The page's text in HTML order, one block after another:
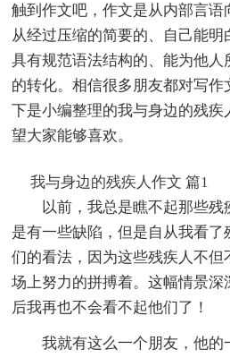
触到作文吧，作文是从内部言语
从经过压缩的简要的、自己能明
具有规范语法结构的、能为他
的转化。相信很多朋友都对写作
下是小编整理的我与身边的残
望大家能够喜欢。
我与身边的残疾人作文 篇1
以前，我总是瞧不起那些
是有一些缺陷，但是自从我看
们的看法，因为这些残疾人不但
场上努力的拼搏着。这幅情景深
后我再也不会看不起他们了！
我就有这么一个朋友，他的